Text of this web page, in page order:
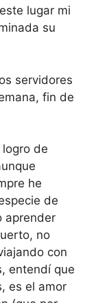
lugar mi
su
servidores
fin de
de
he
de
aprender
no
con
entendí que
es el amor